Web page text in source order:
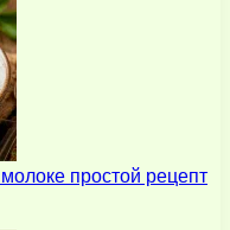
простой рецепт